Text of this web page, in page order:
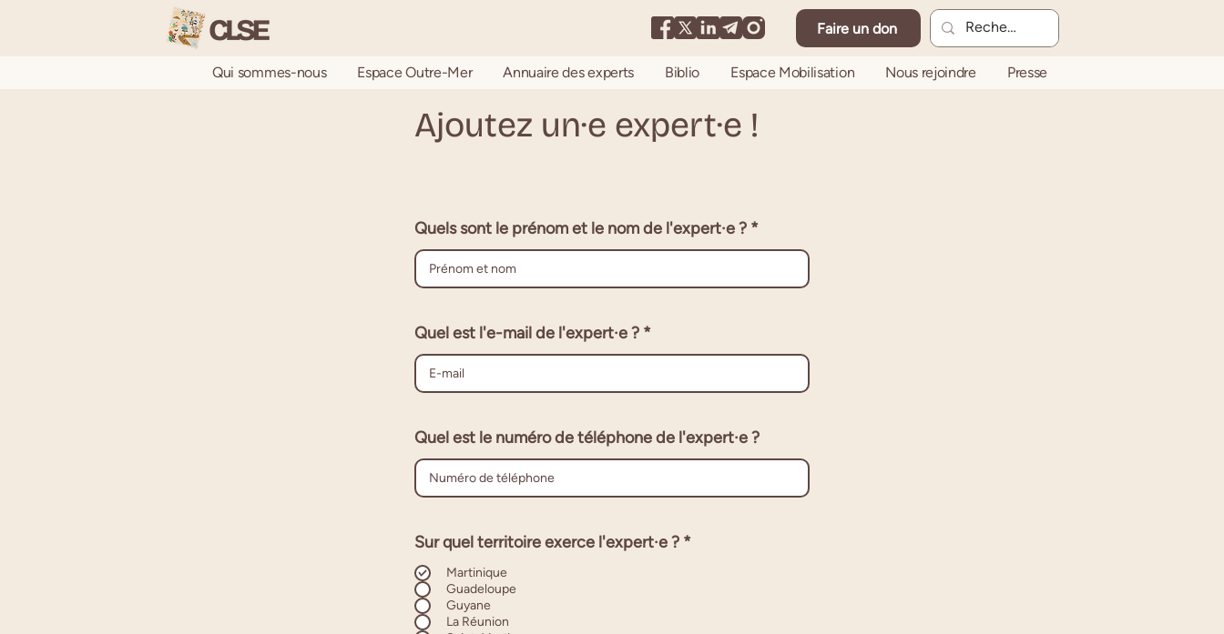
Faire un don
Qui sommes-nous Espace Outre-Mer Annuaire des experts Biblio Espace Mobilisation Nous rejoindre Presse
Ajoutez un·e expert·e !
Quels sont le prénom et le nom de l'expert·e ?
Quel est l'e-mail de l'expert·e ?
Quel est le numéro de téléphone de l'expert·e ?
Sur quel territoire exerce l'expert·e ? *O
Martinique
Guadeloupe
Guyane
La Réunion